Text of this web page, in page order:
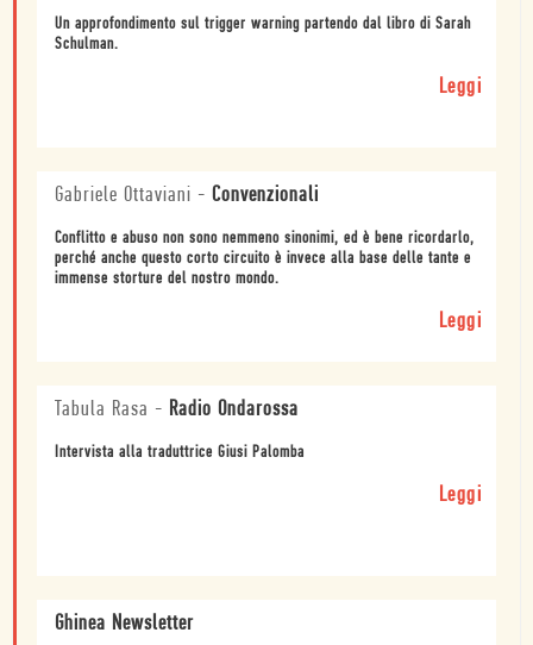
Un approfondimento sul trigger warning partendo dal libro di Sarah
Schulman.
Leggi
Gabriele Ottaviani - Convenzionali
Conflitto e abuso non sono nemmeno sinonimi, ed è bene ricordarlo,
perché anche questo corto circuito è invece alla base delle tante e
immense storture del nostro mondo.
Leggi
Tabula Rasa - Radio Ondarossa
Intervista alla traduttrice Giusi Palomba
Leggi
Ghinea Newsletter